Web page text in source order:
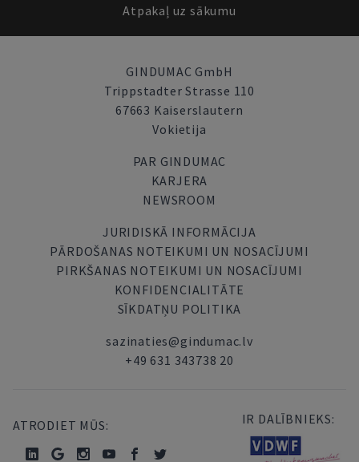
Atpakaļ uz sākumu
GINDUMAC GmbH
Trippstadter Strasse 110
67663 Kaiserslautern
Vokietija
PAR GINDUMAC
KARJERA
NEWSROOM
JURIDISKĀ INFORMĀCIJA
PĀRDOŠANAS NOTEIKUMI UN NOSACĪJUMI
PIRKŠANAS NOTEIKUMI UN NOSACĪJUMI
KONFIDENCIALITĀTE
SĪKDATŅU POLITIKA
sazinaties@gindumac.lv
+49 631 343738 20
ATRODIET MŪS: IR DALĪBNIEKS: